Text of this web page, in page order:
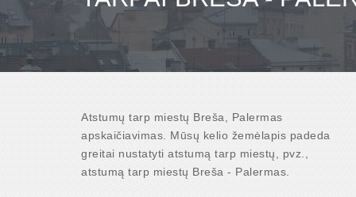
Atstumų tarp miestų Breša, Palermas
apskaičiavimas. Mūsų kelio žemėlapis padeda
greitai nustatyti atstumą tarp miestų, pvz.,
atstumą tarp miestų Breša - Palermas.